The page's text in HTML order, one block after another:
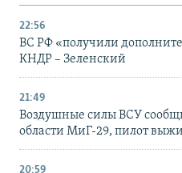
22:56
ВС РФ «получили
КНДР – Зеленский
21:49
Воздушные силы ВСУ
области МиГ-29, пилот
20:59